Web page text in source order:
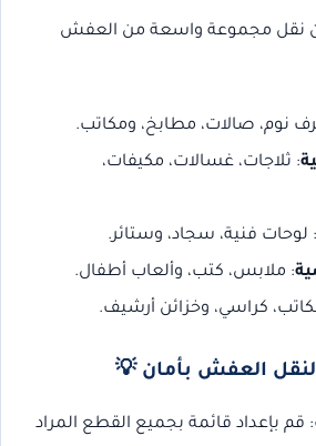
نقل مجموعة واسعة من العفش
نوم، صالات، مطابخ، ومكاتب.
: ثلاجات، غسالات، مكيفات،
لوحات فنية، سجاد، وستائر.
: ملابس، كتب، وألعاب أطفال.
كراسي، وخزائن أرشيف.
لنقل العفش بأمان 💡
: قم بإعداد قائمة بجميع القطع المراد